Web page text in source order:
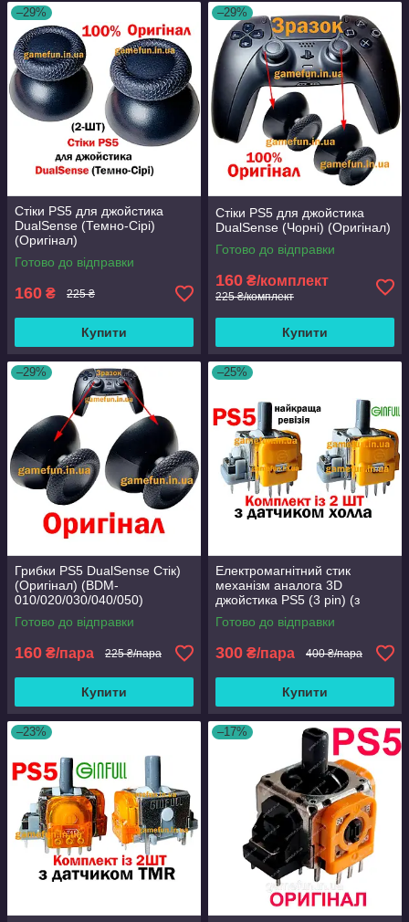
–29%
Стіки PS5 для джойстика
DualSense (Темно-Сірі)
(Оригінал)
Готово до відправки
160 ₴ 225 ₴
Купити
–29%
Стіки PS5 для джойстика
DualSense (Чорні) (Оригінал)
Готово до відправки
160 ₴/комплект
225 ₴/комплект
Купити
–29%
Грибки PS5 DualSense Стік)
(Оригінал) (BDM-
010/020/030/040/050)
Готово до відправки
160 ₴/пара 225 ₴/пара
Купити
–25%
Електромагнітний стик
механізм аналога 3D
джойстика PS5 (3 pin) (з
датчиком хола) (Оригінал) (2
ШТ)
Готово до відправки
300 ₴/пара 400 ₴/пара
Купити
–23% –17%